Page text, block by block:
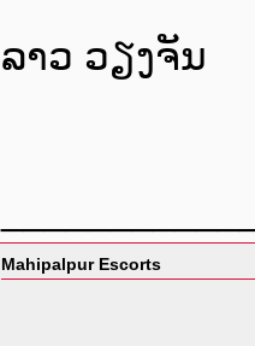
ລາວ ວຽງຈັນ
Mahipalpur Escorts